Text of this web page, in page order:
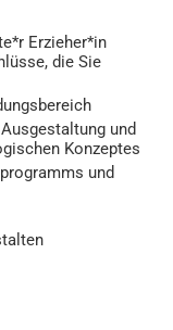
Erzieher*in
die Sie
und
Konzeptes
und